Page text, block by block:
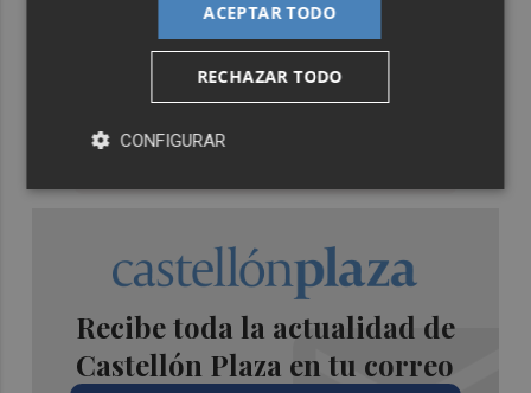
Recibe toda la actualidad de
Castellón Plaza en tu correo
ACEPTAR TODO
RECHAZAR TODO
CONFIGURAR